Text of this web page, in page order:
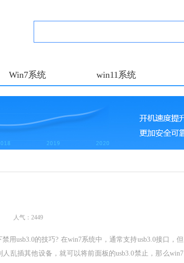
Win7系统 win11系统
人气：2449
用usb3.0的技巧? 在win7系统中，通常支持usb3.0接口，但
人乱插其他设备，就可以将前面板的usb3.0禁止，那么win7